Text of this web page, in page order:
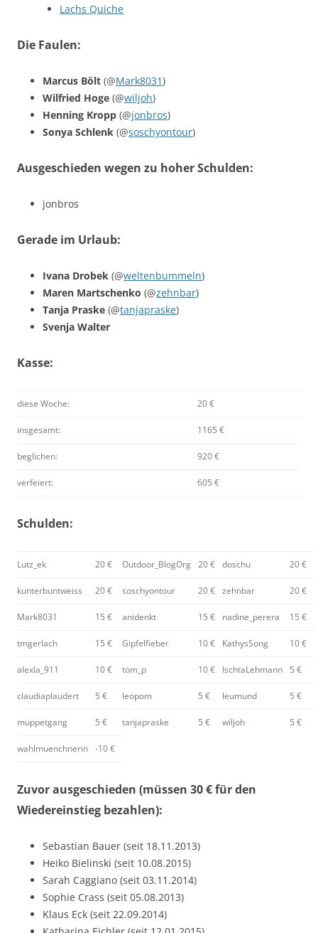
Lachs Quiche
Die Faulen:
Marcus Bölt (@Mark8031)
Wilfried Hoge (@wiljoh)
Henning Kropp (@jonbros)
Sonya Schlenk (@soschyontour)
Ausgeschieden wegen zu hoher Schulden:
jonbros
Gerade im Urlaub:
Ivana Drobek (@weltenbummeln)
Maren Martschenko (@zehnbar)
Tanja Praske (@tanjapraske)
Svenja Walter
Kasse:
diese Woche: 20 €
insgesamt: 1165 €
beglichen: 920 €
verfeiert: 605 €
Schulden:
Lutz_ek 20 € Outdoor_BlogOrg 20 € doschu 20 €
kunterbuntweiss 20 € soschyontour 20 € zehnbar 20 €
Mark8031 15 € anidenkt 15 € nadine_perera 15 €
tmgerlach 15 € Gipfelfieber 10 € KathysSong 10 €
alexla_911 10 € tom_p 10 € IschtaLehmann 5 €
claudiaplaudert 5 € leopom 5 € leumund 5 €
muppetgang 5 € tanjapraske 5 € wiljoh 5 €
wahlmuenchnerin -10 €
Zuvor ausgeschieden (müssen 30 € für den
Wiedereinstieg bezahlen):
Sebastian Bauer (seit 18.11.2013)
Heiko Bielinski (seit 10.08.2015)
Sarah Caggiano (seit 03.11.2014)
Sophie Crass (seit 05.08.2013)
Klaus Eck (seit 22.09.2014)